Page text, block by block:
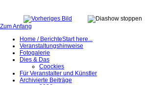
Zum Anfang
Home / BerichteStart here...
Veranstaltungshinweise
Fotogalerie
Dies & Das
Coockies
Für Veranstalter und Künstler
Archivierte Beiträge